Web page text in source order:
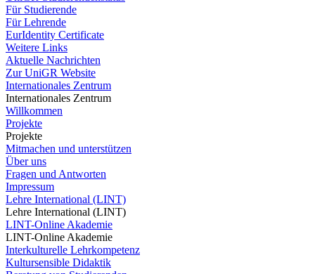
Für Studierende
Für Lehrende
EurIdentity Certificate
Weitere Links
Aktuelle Nachrichten
Zur UniGR Website
Internationales Zentrum
Internationales Zentrum
Willkommen
Projekte
Projekte
Mitmachen und unterstützen
Über uns
Fragen und Antworten
Impressum
Lehre International (LINT)
Lehre International (LINT)
LINT-Online Akademie
LINT-Online Akademie
Interkulturelle Lehrkompetenz
Kultursensible Didaktik